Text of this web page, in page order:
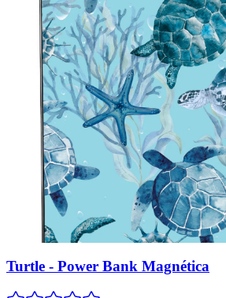
Turtle - Power Bank Magnética